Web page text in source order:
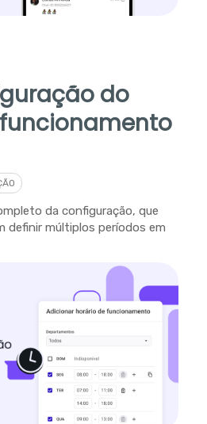
do
da configuração, que
definir múltiplos períodos em